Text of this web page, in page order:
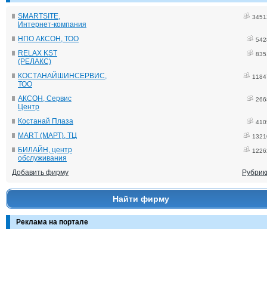
SMARTSITE,
Интернет-компания
НПО АКСОН, ТОО
RELAX KST
(РЕЛАКС)
КОСТАНАЙШИНСЕРВИС,
ТОО
АКСОН, Сервис
Центр
Костанай Плаза
MART (МАРТ), ТЦ
БИЛАЙН, центр
обслуживания
Добавить фирму
Найти фирму
Реклама на портале